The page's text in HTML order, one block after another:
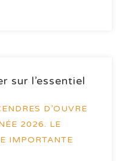
sur l’essentiel
D’OUVRE
2026. LE
IMPORTANTE